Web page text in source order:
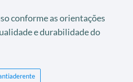
conforme as orientações
e durabilidade do